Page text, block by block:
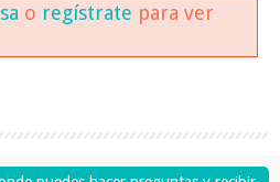
o regístrate para ver